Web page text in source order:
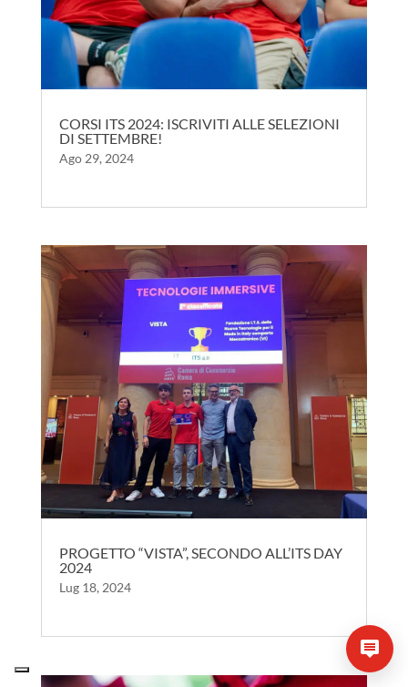
CORSI ITS 2024: ISCRIVITI ALLE SELEZIONI
DI SETTEMBRE!
Ago 29, 2024
PROGETTO “VISTA”, SECONDO ALL’ITS DAY
2024
Lug 18, 2024